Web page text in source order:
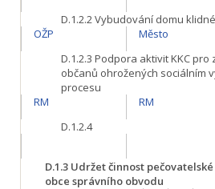
D.1.2.2Vybudování domu
OŽP
Město
D.1.2.3 Podpora aktivit KKC
občanů ohrožených sociálním
procesu
RM
RM
D.1.2.4
D.1.3 Udržet činnost
obce správního obvodu